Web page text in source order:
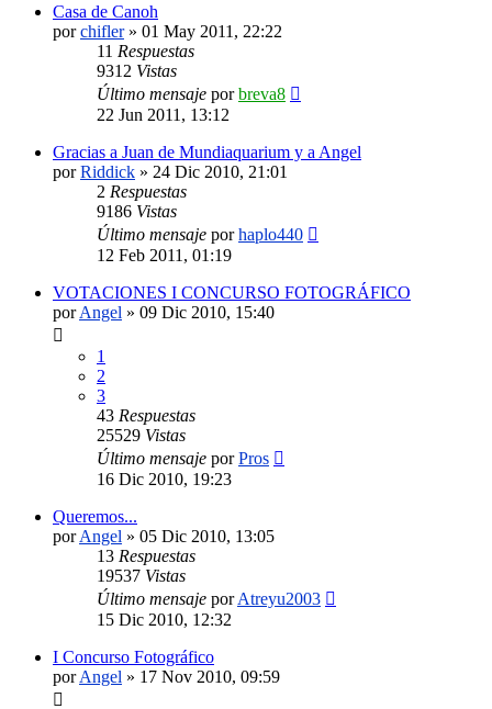
Casa de Canoh
porchifler» 01 May 2011, 22:22
11 Respuestas
9312 Vistas
Último mensaje porbreva8
22 Jun 2011, 13:12
Gracias a Juan de Mundiaquarium y a Angel
porRiddick » 24 Dic 2010, 21:01
2 Respuestas
9186 Vistas
Último mensaje porhaplo440
12 Feb 2011, 01:19
VOTACIONES I CONCURSO FOTOGRÁFICO
porAngel » 09 Dic 2010, 15:40
1
2
3
43 Respuestas
25529 Vistas
Último mensaje porPros
16 Dic 2010, 19:23
Queremos...
porAngel » 05 Dic 2010, 13:05
13 Respuestas
19537 Vistas
Último mensaje porAtreyu2003
15 Dic 2010, 12:32
I Concurso Fotográfico
porAngel » 17 Nov 2010, 09:59